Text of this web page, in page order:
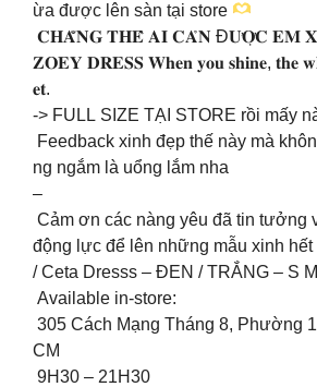
ừa được lên sàn tại store
𝐂𝐇𝐀̆̉𝐍𝐆 𝐓𝐇𝐄̂̉ 𝐀𝐈 𝐂𝐀̉𝐍 Đ𝐔̛𝐎̛̣𝐂 𝐄𝐌
𝐙𝐎𝐄𝐘 𝐃𝐑𝐄𝐒𝐒 𝐖𝐡𝐞𝐧 𝐲𝐨𝐮 𝐬𝐡𝐢𝐧𝐞, 𝐭𝐡𝐞
𝐞𝐭.
-> FULL SIZE TẠI STORE rồi mấy
Feedback xinh đẹp thế này mà
ng ngắm là uổng lắm nha
–
Cảm ơn các nàng yêu đã tin tưởng
động lực để lên những mẫu xinh hết
/ Ceta Dresss – ĐEN / TRẮNG – S
Available in-store:
305 Cách Mạng Tháng 8, Phường
CM
9H30 – 21H30